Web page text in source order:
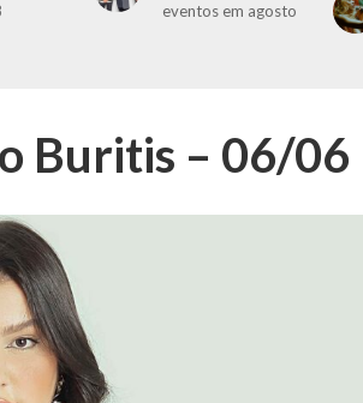
eventos em agosto
Buritis – 06/06